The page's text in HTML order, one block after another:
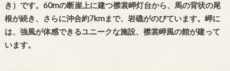
き）です。60mの断崖上に建つ襟裳岬灯台から、馬の背状の尾
根が続き、さらに沖合約7kmまで、岩礁がのびています。岬に
は、強風が体感できるユニークな施設、襟裳岬風の館が建って
います。